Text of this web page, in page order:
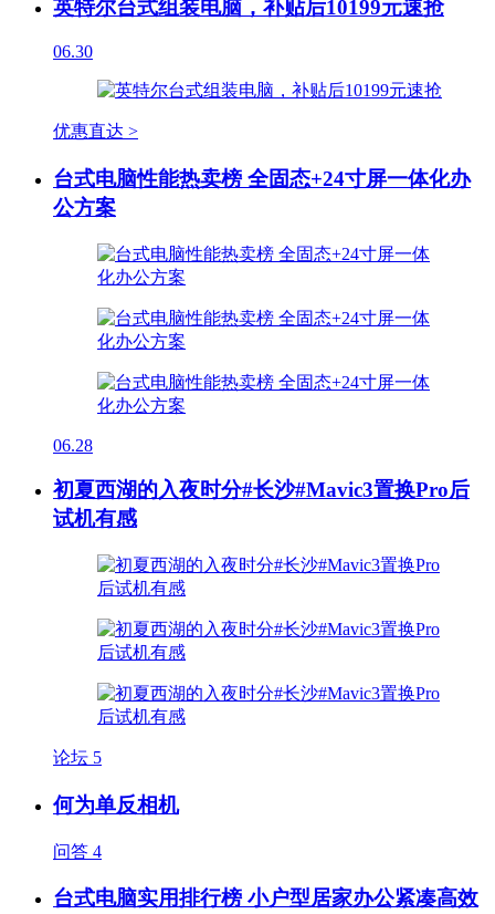
英特尔台式组装电脑，补贴后10199元速抢
06.30
优惠直达 >
台式电脑性能热卖榜 全固态+24寸屏一体化办
公方案
06.28
初夏西湖的入夜时分#长沙#Mavic3置换Pro后
试机有感
论坛 5
何为单反相机
问答 4
台式电脑实用排行榜 小户型居家办公紧凑高效